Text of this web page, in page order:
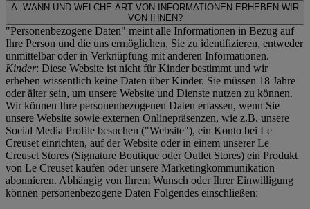
A. WANN UND WELCHE ART VON INFORMATIONEN ERHEBEN WIR
VON IHNEN?
"Personenbezogene Daten" meint alle Informationen in Bezug auf
Ihre Person und die uns ermöglichen, Sie zu identifizieren, entweder
unmittelbar oder in Verknüpfung mit anderen Informationen.
Kinder: Diese Website ist nicht für Kinder bestimmt und wir
erheben wissentlich keine Daten über Kinder. Sie müssen 18 Jahre
oder älter sein, um unsere Website und Dienste nutzen zu können.
Wir können Ihre personenbezogenen Daten erfassen, wenn Sie
unsere Website sowie externen Onlinepräsenzen, wie z.B. unsere
Social Media Profile besuchen ("Website"), ein Konto bei Le
Creuset einrichten, auf der Website oder in einem unserer Le
Creuset Stores (Signature Boutique oder Outlet Stores) ein Produkt
von Le Creuset kaufen oder unsere Marketingkommunikation
abonnieren. Abhängig von Ihrem Wunsch oder Ihrer Einwilligung
können personenbezogene Daten Folgendes einschließen: